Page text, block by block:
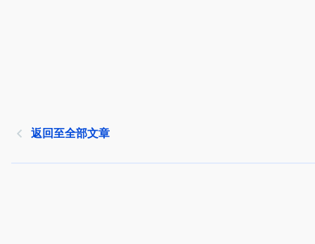
返回至全部文章